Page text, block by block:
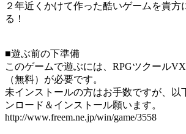
２年近くかけて作った酷いゲームを貴方
る！
■遊ぶ前の下準備
このゲームで遊ぶには、RPGツクール
（無料）が必要です。
未インストールの方はお手数ですが、以
ンロード＆インストール願います。
http://www.freem.ne.jp/win/game/3558